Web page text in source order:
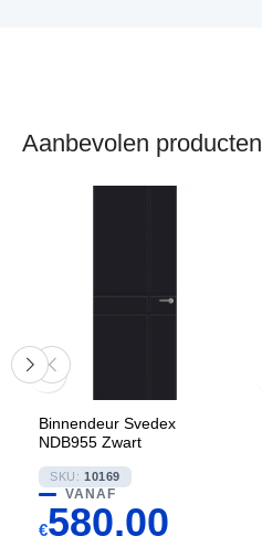
Aanbevolen producten
Binnendeur Svedex
NDB955 Zwart
SKU: 10169
VANAF
€580,00